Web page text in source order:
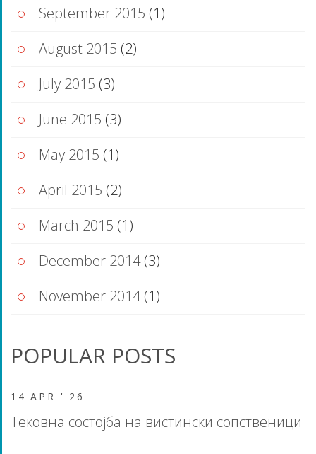
September 2015 (1)
August 2015 (2)
July 2015 (3)
June 2015 (3)
May 2015 (1)
April 2015 (2)
March 2015 (1)
December 2014(3)
November 2014(1)
POPULAR POSTS
14 APR ' 26
Тековна состојба на вистински сопственици